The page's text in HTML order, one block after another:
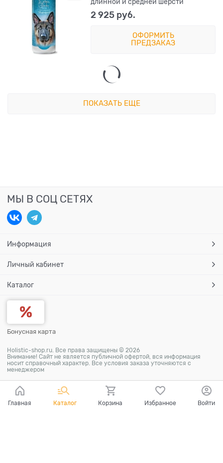
длинной и средней шерсти
2 925 руб.
ОФОРМИТЬ
ПРЕДЗАКАЗ
ПОКАЗАТЬ ЕЩЕ
МЫ В СОЦ СЕТЯХ
Информация
Личный кабинет
Каталог
Бонусная карта
Holistic-shop.ru. Все права защищены © 2026
Внимание! Сайт не является публичной офертой, вся информация
носит справочный характер. Все условия заказа уточняются с
менеджером
Главная Каталог Корзина Избранное Войти